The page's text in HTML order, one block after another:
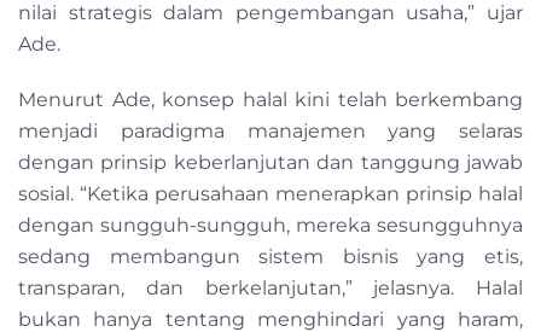
nilai strategis dalam pengembangan usaha,” ujar
Ade.
Menurut Ade, konsep halal kini telah berkembang
menjadi paradigma manajemen yang selaras
dengan prinsip keberlanjutan dan tanggung jawab
sosial. “Ketika perusahaan menerapkan prinsip halal
dengan sungguh-sungguh, mereka sesungguhnya
sedang membangun sistem bisnis yang etis,
transparan, dan berkelanjutan,” jelasnya. Halal
bukan hanya tentang menghindari yang haram,